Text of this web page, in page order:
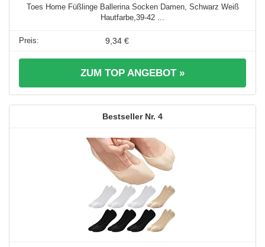
Toes Home Füßlinge Ballerina Socken Damen, Schwarz Weiß
Hautfarbe,39-42 ...
9,34 €
ZUM TOP ANGEBOT »
4